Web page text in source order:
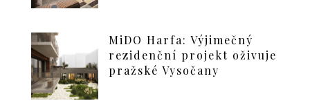
MiDO Harfa: Výjimečný
rezidenční projekt oživuje
pražské Vysočany